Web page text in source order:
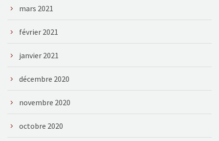
mars 2021
février 2021
janvier 2021
décembre 2020
novembre 2020
octobre 2020